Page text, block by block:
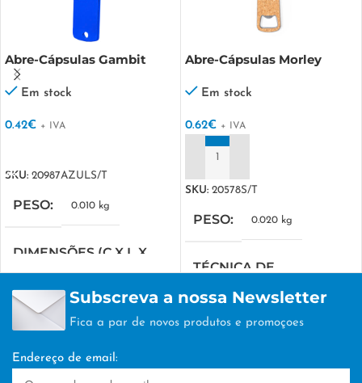
Abre-Cápsulas Gambit
Em stock
0.42€ + IVA
SKU: 20987AZULS/T
PESO 0.010 kg
DIMENSÕES (C X L X
A)
20 × 8 × 11.5 cm
TÉCNICA DE
Abre-Cápsulas Morley
Em stock
0.62€ + IVA
SKU: 20578S/T
PESO 0.020 kg
TÉCNICA DE
TAMPOGRAFIA
Subscreva a nossa Newsletter
Fica a par de novos produtos e promoçoes
Endereço de email: